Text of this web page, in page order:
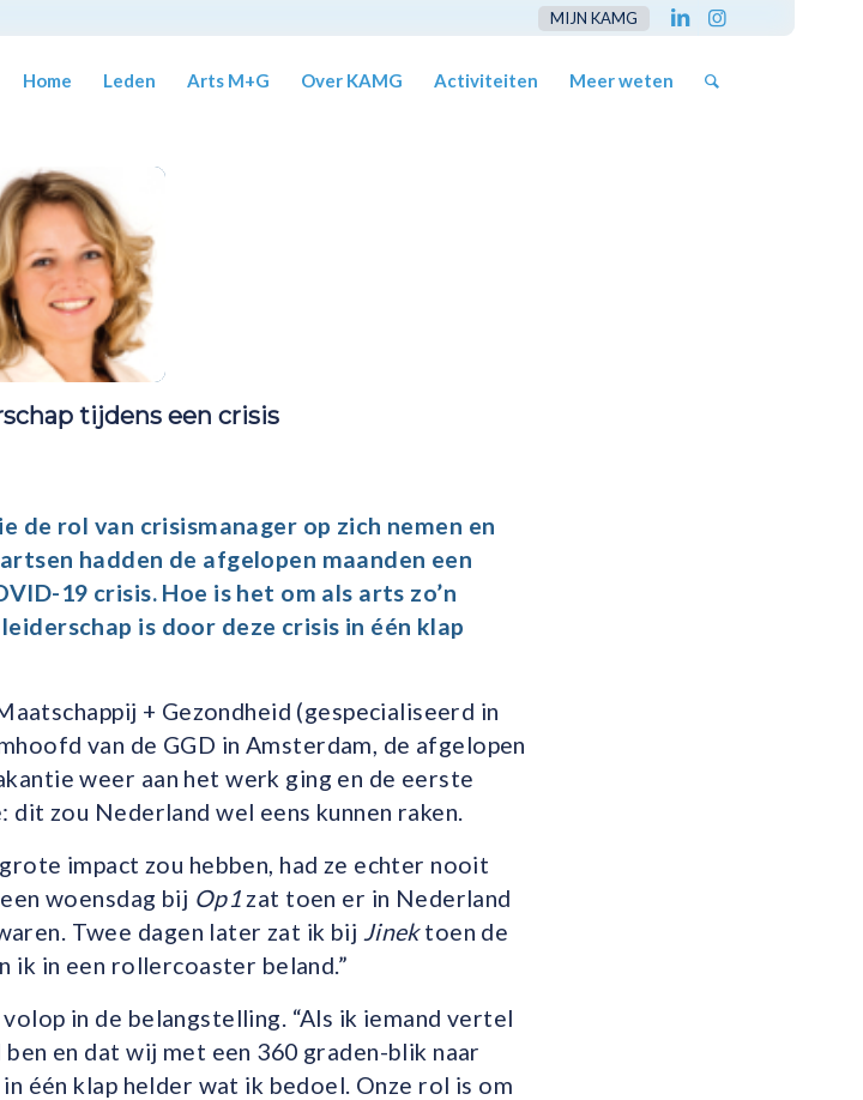
MIJN KAMG
Home Leden Arts M+G Over KAMG Activiteiten Meer weten
tijdens een crisis
de rol van crisismanager op zich nemen en
hadden de afgelopen maanden een
19 crisis. Hoe is het om als arts zo’n
is door deze crisis in één klap
+ Gezondheid (gespeciali­seerd in
van de GGD in Amsterdam, de afgelopen
weer aan het werk ging en de eerste
dit zou Nederland wel eens kunnen raken.
impact zou hebben, had ze echter nooit
woensdag bij Op1zat toen er in Nederland
Twee dagen later zat ik bij Jinektoen de
ik in een rollercoaster beland.”
in de belangstelling. “Als ik iemand vertel
en dat wij met een 360 graden­-blik naar
één klap helder wat ik bedoel. Onze rol is om